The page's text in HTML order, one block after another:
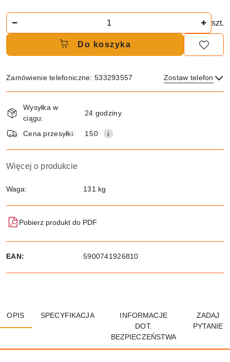
szt.
Do koszyka
Zamówienie telefoniczne: 533293557 Zostaw telefon
i
dostawa
Wysyłka w
ciągu:
24 godziny
Cena przesyłki: 150
Więcej o produkcie
Waga: 131 kg
Pobierz produkt do PDF
EAN: 5900741926810
OPIS SPECYFIKACJA
INFORMACJE
DOT.
BEZPIECZEŃSTWA
ZADAJ
PYTANIE